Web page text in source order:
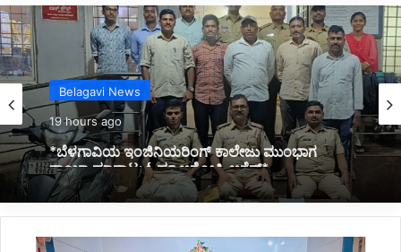
Belagavi News
19 hours ago
*ಬೆಳಗಾವಿಯ ಇಂಜಿನಿಯರಿಂಗ್‌ ಕಾಲೇಜು ಮುಂಭಾಗ
ಗಾಂಜಾ ಮಾರಾಟ: ಓರ್ವ ಆರೋಪಿ ಅರೆಸ್ಟ್*
*ದೇವಸ್ಥಾನದ